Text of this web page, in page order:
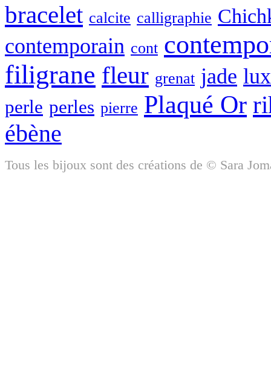
bracelet calcite calligraphie
contemporain cont
filigrane fleur grenat jade
perle perles pierre Plaqué Or
ébène
Tous les bijoux sont des créations de © Sara